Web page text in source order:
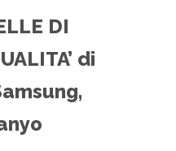
DI
di